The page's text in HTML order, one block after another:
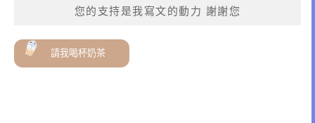
您的支持是我寫文的動力 謝謝您
請我喝杯奶茶